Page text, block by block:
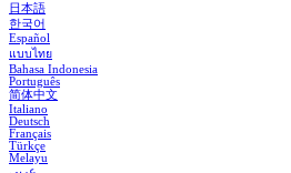
日本語
한국어
Español
แบบไทย
Bahasa Indonesia
Português
简体中文
Italiano
Deutsch
Français
Türkçe
Melayu